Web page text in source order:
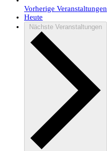
Vorherige Veranstaltungen
Heute
Nächste Veranstaltungen